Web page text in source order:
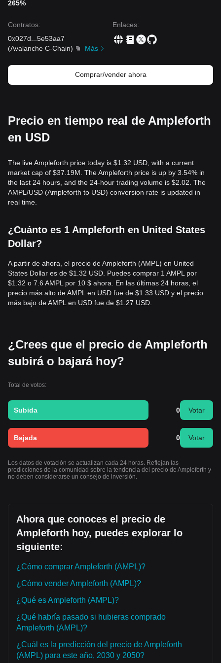
265%
Contratos:
0x027d
5e53aa7
(Avalanche C-Chain) Más
Enlaces:
Comprar/vender ahora
Precio en tiempo real de Ampleforth
en USD
The live Ampleforth price today is $1.32 USD, with a current
market cap of $37.19M. The Ampleforth price is up by 3.54% in
the last 24 hours, and the 24-hour trading volume is $2.02. The
AMPL/USD (Ampleforth to USD) conversion rate is updated in
real time.
¿Cuánto es 1 Ampleforth en United States
Dollar?
A partir de ahora, el precio de Ampleforth (AMPL) en United
States Dollar es de $1.32 USD. Puedes comprar 1 AMPL por
$1.32 o 7.6 AMPL por 10 $ ahora. En las últimas 24 horas, el
precio más alto de AMPL en USD fue de $1.33 USD y el precio
más bajo de AMPL en USD fue de $1.27 USD.
¿Crees que el precio de Ampleforth
subirá o bajará hoy?
Total de votos:
Subida 0 Votar
Bajada 0 Votar
Los datos de votación se actualizan cada 24 horas. Reflejan las
predicciones de la comunidad sobre la tendencia del precio de Ampleforth y
no deben considerarse un consejo de inversión.
Ahora que conoces el precio de
Ampleforth hoy, puedes explorar lo
siguiente:
¿Cómo comprar Ampleforth (AMPL)?
¿Cómo vender Ampleforth (AMPL)?
¿Qué es Ampleforth (AMPL)?
¿Qué habría pasado si hubieras comprado
Ampleforth (AMPL)?
¿Cuál es la predicción del precio de Ampleforth
(AMPL) para este año, 2030 y 2050?